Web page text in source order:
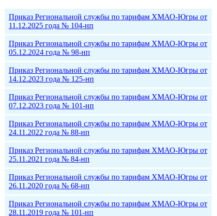
Приказ Региональной службы по тарифам ХМАО-Югры от
11.12.2025 года № 104-нп
Приказ Региональной службы по тарифам ХМАО-Югры от
05.12.2024 года № 98-нп
Приказ Региональной службы по тарифам ХМАО-Югры от
14.12.2023 года № 125-нп
Приказ Региональной службы по тарифам ХМАО-Югры от
07.12.2023 года № 101-нп
Приказ Региональной службы по тарифам ХМАО-Югры от
24.11.2022 года № 88-нп
Приказ Региональной службы по тарифам ХМАО-Югры от
25.11.2021 года № 84-нп
Приказ Региональной службы по тарифам ХМАО-Югры от
26.11.2020 года № 68-нп
Приказ Региональной службы по тарифам ХМАО-Югры от
28.11.2019 года № 101-нп